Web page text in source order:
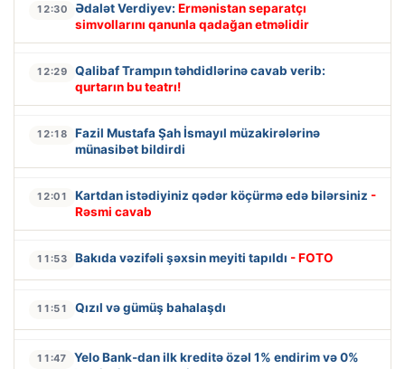
12:30 Ədalət Verdiyev: Ermənistan separatçı
simvollarını qanunla qadağan etməlidir
12:29
Qalibaf Trampın təhdidlərinə cavab verib:
qurtarın bu teatrı!
12:18
Fazil Mustafa Şah İsmayıl müzakirələrinə
münasibət bildirdi
12:01 Kartdan istədiyiniz qədər köçürmə edə bilərsiniz -
Rəsmi cavab
11:53 Bakıda vəzifəli şəxsin meyiti tapıldı - FOTO
11:51 Qızıl və gümüş bahalaşdı
11:47
Yelo Bank-dan ilk kreditə özəl 1% endirim və 0%